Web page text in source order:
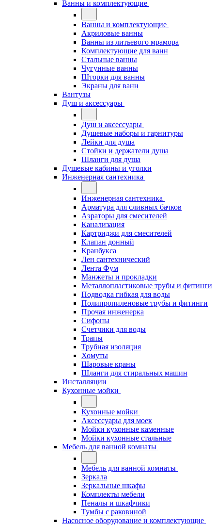
Ванны и комплектующие
Ванны и комплектующие
Акриловые ванны
Ванны из литьевого мрамора
Комплектующие для ванн
Стальные ванны
Чугунные ванны
Шторки для ванны
Экраны для ванн
Вантузы
Душ и аксессуары
Душ и аксессуары
Душевые наборы и гарнитуры
Лейки для душа
Стойки и держатели душа
Шланги для душа
Душевые кабины и уголки
Инженерная сантехника
Инженерная сантехника
Арматура для сливных бачков
Аэраторы для смесителей
Канализация
Картриджи для смесителей
Клапан донный
Кранбукса
Лен сантехнический
Лента Фум
Манжеты и прокладки
Металлопластиковые трубы и фитинги
Подводка гибкая для воды
Полипропиленовые трубы и фитинги
Прочая инженерка
Сифоны
Счетчики для воды
Трапы
Трубная изоляция
Хомуты
Шаровые краны
Шланги для стиральных машин
Инсталляции
Кухонные мойки
Кухонные мойки
Аксессуары для моек
Мойки кухонные каменные
Мойки кухонные стальные
Мебель для ванной комнаты
Мебель для ванной комнаты
Зеркала
Зеркальные шкафы
Комплекты мебели
Пеналы и шкафчики
Тумбы с раковиной
Насосное оборудование и комплектующие